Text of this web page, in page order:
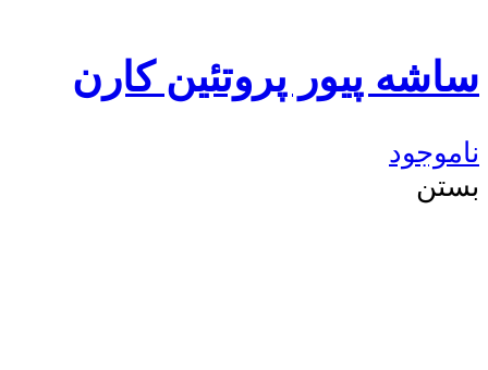
ساشه پیور پروتئین کارن
ناموجود
بستن